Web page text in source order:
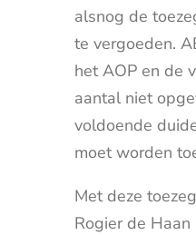
alsnog de
te vergoeden.
het AOP en de
aantal niet
voldoende
moet worden
Met deze
Rogier de